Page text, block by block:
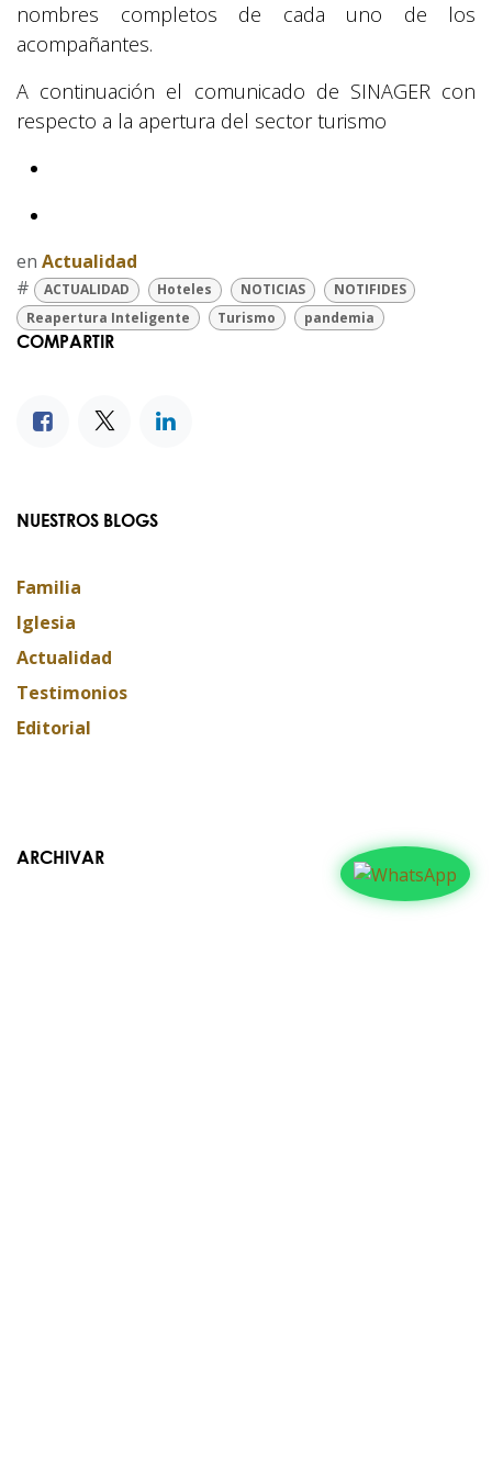
nombres completos de cada uno de los
acompañantes.
A continuación el comunicado de SINAGER con
respecto a la apertura del sector turismo
en Actualidad
#
ACTUALIDAD Hoteles NOTICIAS
NOTIFIDES
Reapertura Inteligente
Turismo pandemia
COMPARTIR
NUESTROS BLOGS
Familia
Iglesia
Actualidad
Testimonios
Editorial
ARCHIVAR